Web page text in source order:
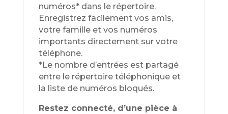
numéros* dans le répertoire.
Enregistrez facilement vos amis,
votre famille et vos numéros
importants directement sur votre
téléphone.
*Le nombre d’entrées est partagé
entre le répertoire téléphonique et
la liste de numéros bloqués.
Restez connecté, d’une pièce à